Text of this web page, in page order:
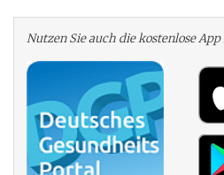
Nutzen Sie auch die kosten­lose